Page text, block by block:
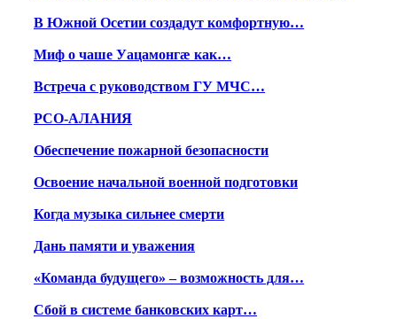
В Южной Осетии создадут комфортную…
Миф о чаше Уацамонгæ как…
Встреча с руководством ГУ МЧС…
РСО-АЛАНИЯ
Обеспечение пожарной безопасности
Освоение начальной военной подготовки
Когда музыка сильнее смерти
Дань памяти и уважения
«Команда будущего» – возможность для…
Сбой в системе банковских карт…